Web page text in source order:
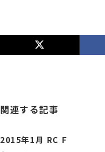
関連する記事
2015年1月 RC F